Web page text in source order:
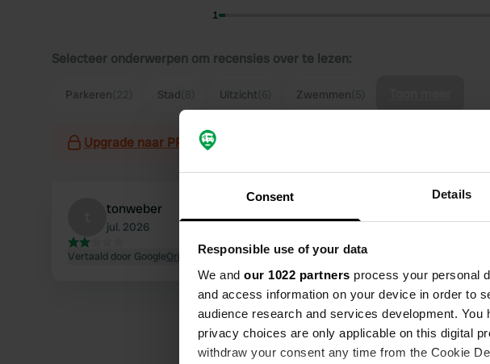
Consent Details
Responsible use of your data
We and our 1022 partners process your personal
and access information on your device in order to
audience research and services development.
privacy choices are only applicable on this digital
withdraw your consent any time from the Cookie
1
Selecteer onderwerpen om recensies over te lezen:
Parkeren Stad Uitzicht Zwemmen
Upgrade naar PRO+ voor het gebruik van filters op de reviews
tonweber
jul. 2026
Vertaald door GoogleOrigineel tonen
feb. 2026
van de stad
groot park -
zomer diverse
worden
wandelroute
lees meer